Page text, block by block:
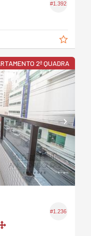
#1.392
2ª QUADRA
#1.236